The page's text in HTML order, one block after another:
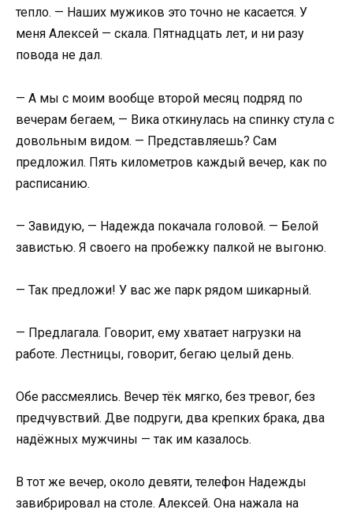
тепло. — Наших мужиков это точно не касается. У
меня Алексей — скала. Пятнадцать лет, и ни разу
повода не дал.
— А мы с моим вообще второй месяц подряд по
вечерам бегаем, — Вика откинулась на спинку стула с
довольным видом. — Представляешь? Сам
предложил. Пять километров каждый вечер, как по
расписанию.
— Завидую, — Надежда покачала головой. — Белой
завистью. Я своего на пробежку палкой не выгоню.
— Так предложи! У вас же парк рядом шикарный.
— Предлагала. Говорит, ему хватает нагрузки на
работе. Лестницы, говорит, бегаю целый день.
Обе рассмеялись. Вечер тёк мягко, без тревог, без
предчувствий. Две подруги, два крепких брака, два
надёжных мужчины — так им казалось.
В тот же вечер, около девяти, телефон Надежды
завибрировал на столе. Алексей. Она нажала на